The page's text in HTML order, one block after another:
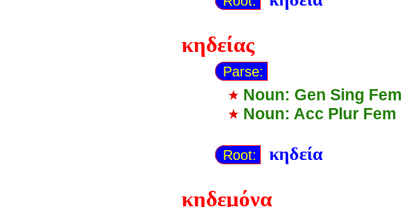
κηδείας
Parse:
Noun: Gen Sing Fem
Noun: Acc Plur Fem
Root: κηδεία
κηδεμόνα